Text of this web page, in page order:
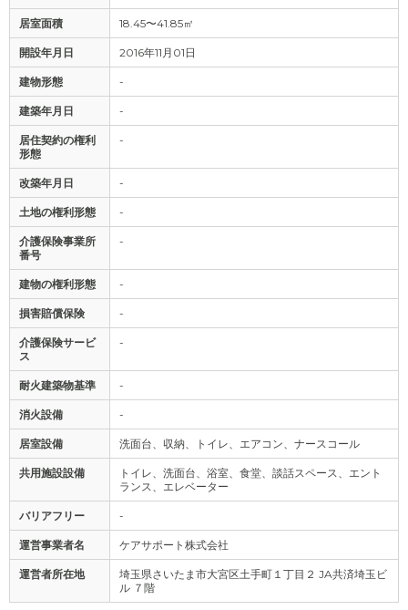
居室面積 18.45〜41.85㎡
開設年月日 2016年11月01日
建物形態 -
建築年月日 -
居住契約の権利
形態
-
改築年月日 -
土地の権利形態 -
介護保険事業所
番号
-
建物の権利形態 -
損害賠償保険 -
介護保険サービ
ス
-
耐火建築物基準 -
消火設備 -
居室設備 洗面台、収納、トイレ、エアコン、ナースコール
共用施設設備
トイレ、洗面台、浴室、食堂、談話スペース、エント
ランス、エレベーター
バリアフリー -
運営事業者名 ケアサポート株式会社
運営者所在地
埼玉県さいたま市大宮区土手町１丁目２ JA共済埼玉ビ
ル ７階